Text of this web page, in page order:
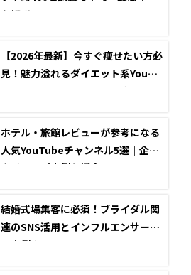
を解説
【2026年最新】今すぐ痩せたい方必
見！魅力溢れるダイエット系YouTu
ber5選と企業タイアップ事例
ホテル・旅館レビューが参考になる
人気YouTubeチャンネル5選｜企業
タイアップ事例も紹介
結婚式場集客に必須！ブライダル関
連のSNS活用とインフルエンサー成
功事例まとめ